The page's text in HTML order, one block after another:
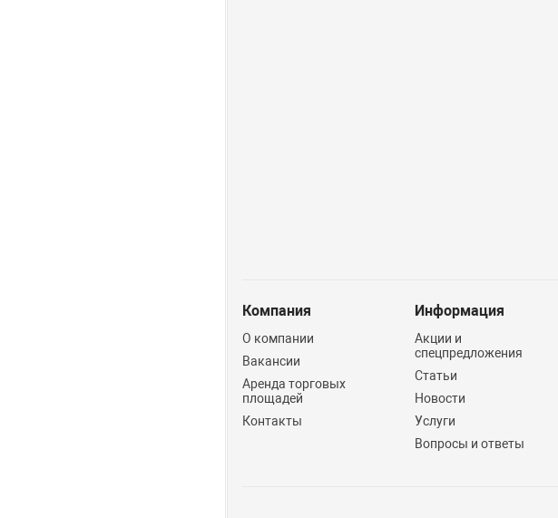
Компания
О компании
Вакансии
Аренда торговых
площадей
Контакты
Информация
Акции и
спецпредложения
Статьи
Новости
Услуги
Вопросы и ответы